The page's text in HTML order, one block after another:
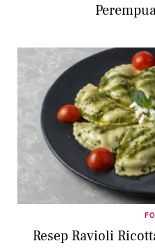
Resep Ravioli